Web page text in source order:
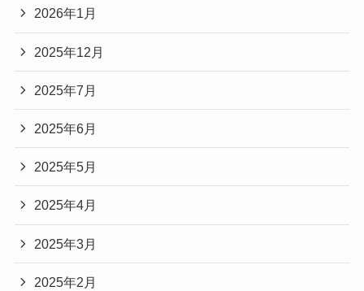
2026年1月
2025年12月
2025年7月
2025年6月
2025年5月
2025年4月
2025年3月
2025年2月